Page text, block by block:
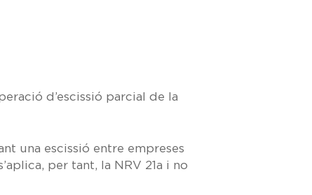
d’escissió parcial de la
una escissió entre empreses
per tant, la NRV 21a i no